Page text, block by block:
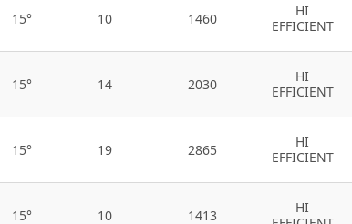
15° 10 1460
HI
EFFICIENT
15° 14 2030
HI
EFFICIENT
15° 19 2865
HI
EFFICIENT
15° 10 1413
HI